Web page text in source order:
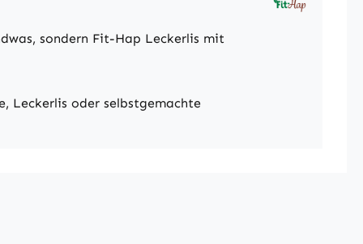
sondern Fit-Hap Leckerlis mit
Leckerlis oder selbstgemachte